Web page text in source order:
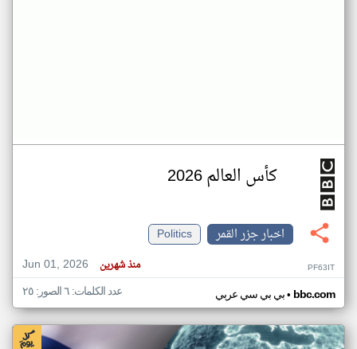
كأس العالم 2026
اخبار جزر القمر
Politics
Jun 01, 2026
منذ شهرين PF63IT
بي بي سي عربي• bbc.com عدد الكلمات: ٦ الصور: ٢٥